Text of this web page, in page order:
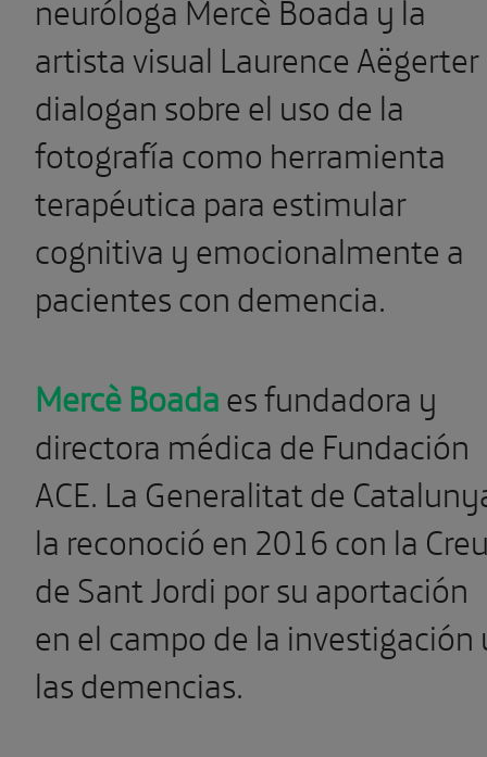
neuróloga Mercè Boada y la
artista visual Laurence Aëgerter
dialogan sobre el uso de la
fotografía como herramienta
terapéutica para estimular
cognitiva y emocionalmente a
pacientes con demencia.
Mercè Boadaes fundadora y
directora médica de Fundación
ACE. La Generalitat de
la reconoció en 2016 con la
de Sant Jordi por su aportación
en el campo de la investigación
las demencias.